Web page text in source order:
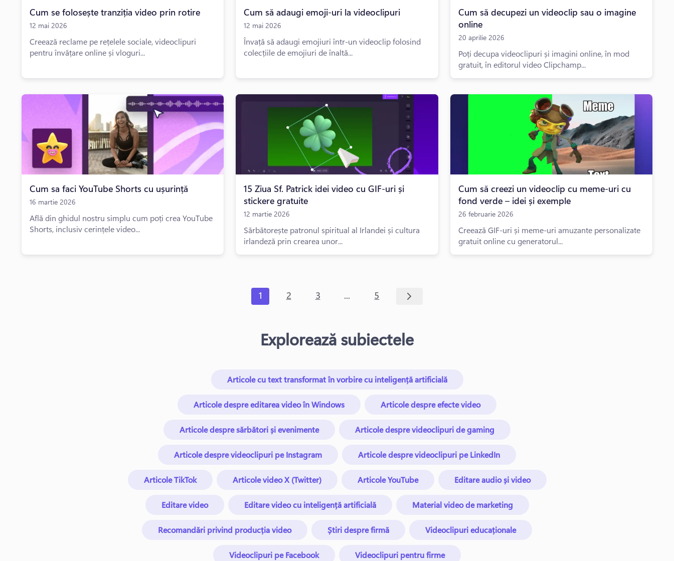
Cum se folosește tranziția video prin rotire
12 mai 2026
Creează reclame pe rețelele sociale, videoclipuri
pentru învățare online și vloguri...
Cum să adaugi emoji-uri la videoclipuri
12 mai 2026
Învață să adaugi emojiuri într-un videoclip folosind
colecțiile de emojiuri de înaltă...
Cum să decupezi un videoclip sau o imagine
online
20 aprilie 2026
Poți decupa videoclipuri și imagini online, în mod
gratuit, în editorul video Clipchamp...
Cum sa faci YouTube Shorts cu ușurință
16 martie 2026
Află din ghidul nostru simplu cum poți crea YouTube
Shorts, inclusiv cerințele video...
15 Ziua Sf. Patrick idei video cu GIF-uri și
stickere gratuite
12 martie 2026
Sărbătorește patronul spiritual al Irlandei și cultura
irlandeză prin crearea unor...
Cum să creezi un videoclip cu meme-uri cu
fond verde – idei și exemple
26 februarie 2026
Creează GIF-uri și meme-uri amuzante personalizate
gratuit online cu generatorul...
1 2 3 ... 5
Explorează subiectele
Articole cu text transformat în vorbire cu inteligență artificială
Articole despre editarea video în Windows Articole despre efecte video
Articole despre sărbători și evenimente Articole despre videoclipuri de gaming
Articole despre videoclipuri pe Instagram Articole despre videoclipuri pe LinkedIn
Articole TikTok Articole video X (Twitter) Articole YouTube Editare audio și video
Editare video Editare video cu inteligență artificială Material video de marketing
Recomandări privind producția video Știri despre firmă Videoclipuri educaționale
Videoclipuri pe Facebook Videoclipuri pentru firme